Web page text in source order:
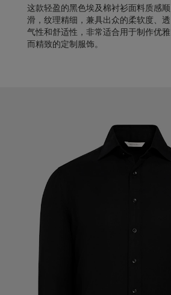
这款轻盈的黑色埃及棉衬衫面料质感顺
滑，纹理精细，兼具出众的柔软度、透
气性和舒适性，非常适合用于制作优雅
而精致的定制服饰。